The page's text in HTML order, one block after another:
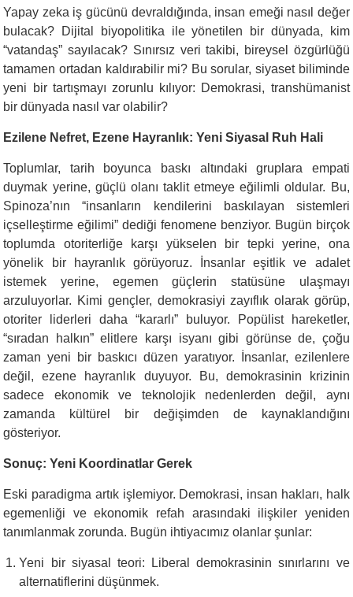
Yapay zeka iş gücünü devraldığında, insan emeği nasıl değer
bulacak? Dijital biyopolitika ile yönetilen bir dünyada, kim
“vatandaş” sayılacak? Sınırsız veri takibi, bireysel özgürlüğü
tamamen ortadan kaldırabilir mi? Bu sorular, siyaset biliminde
yeni bir tartışmayı zorunlu kılıyor: Demokrasi, transhümanist
bir dünyada nasıl var olabilir?
Ezilene Nefret, Ezene Hayranlık: Yeni Siyasal Ruh Hali
Toplumlar, tarih boyunca baskı altındaki gruplara empati
duymak yerine, güçlü olanı taklit etmeye eğilimli oldular. Bu,
Spinoza’nın “insanların kendilerini baskılayan sistemleri
içselleştirme eğilimi” dediği fenomene benziyor. Bugün birçok
toplumda otoriterliğe karşı yükselen bir tepki yerine, ona
yönelik bir hayranlık görüyoruz. İnsanlar eşitlik ve adalet
istemek yerine, egemen güçlerin statüsüne ulaşmayı
arzuluyorlar. Kimi gençler, demokrasiyi zayıflık olarak görüp,
otoriter liderleri daha “kararlı” buluyor. Popülist hareketler,
“sıradan halkın” elitlere karşı isyanı gibi görünse de, çoğu
zaman yeni bir baskıcı düzen yaratıyor. İnsanlar, ezilenlere
değil, ezene hayranlık duyuyor. Bu, demokrasinin krizinin
sadece ekonomik ve teknolojik nedenlerden değil, aynı
zamanda kültürel bir değişimden de kaynaklandığını
gösteriyor.
Sonuç: Yeni Koordinatlar Gerek
Eski paradigma artık işlemiyor. Demokrasi, insan hakları, halk
egemenliği ve ekonomik refah arasındaki ilişkiler yeniden
tanımlanmak zorunda. Bugün ihtiyacımız olanlar şunlar:
Yeni bir siyasal teori: Liberal demokrasinin sınırlarını ve
alternatiflerini düşünmek.